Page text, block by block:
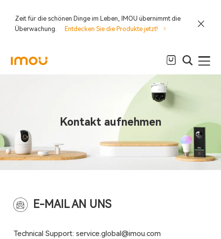
Zeit für die schönen Dinge im Leben, IMOU übernimmt die
Überwachung.
Entdecken Sie die Produkte jetzt!
Kontakt aufnehmen
E-MAIL AN UNS
Technical Support: service.global@imou.com